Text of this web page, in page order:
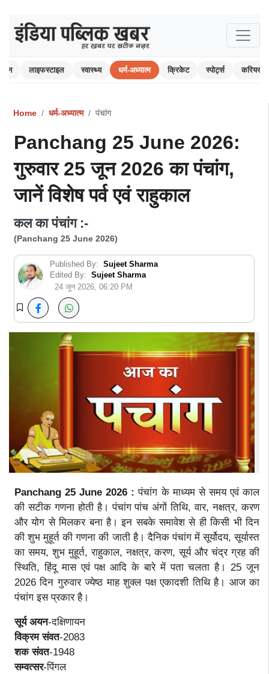
लाइफस्टाइल स्वास्थ्य धर्म-अध्यात्म क्रिकेट स्पोर्ट्स करियर
Home धर्म-अध्यात्म पंचांग
Panchang 25 June 2026:
गुरुवार 25 जून 2026 का पंचांग,
जानें विशेष पर्व एवं राहुकाल
कल का पंचांग :-
(Panchang 25 June 2026)
Published By: Sujeet Sharma
Edited By: Sujeet Sharma
24 जून 2026, 06:20 PM
Panchang 25 June 2026 : पंचांग के माध्यम से समय एवं काल
की सटीक गणना होती है। पंचांग पांच अंगों तिथि, वार, नक्षत्र, करण
और योग से मिलकर बना है। इन सबके समावेश से ही किसी भी दिन
की शुभ मुहूर्त की गणना की जाती है। दैनिक पंचांग में सूर्योदय, सूर्यास्त
का समय, शुभ मुहूर्त, राहुकाल, नक्षत्र, करण, सूर्य और चंद्र ग्रह की
स्थिति, हिंदू मास एवं पक्ष आदि के बारे में पता चलता है। 25 जून
2026 दिन गुरुवार ज्येष्ठ माह शुक्ल पक्ष एकादशी तिथि है। आज का
पंचांग इस प्रकार है।
सूर्य अयन-दक्षिणायन
विक्रम संवत-2083
शक संवत-1948
सम्वत्सर-पिंगल